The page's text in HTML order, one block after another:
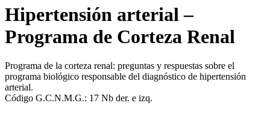
Hipertensión arterial –
Programa de Corteza Renal
Programa de la corteza renal: preguntas y respuestas sobre el
programa biológico responsable del diagnóstico de hipertensión
arterial.
Código G.C.N.M.G.: 17 Nb der. e izq.